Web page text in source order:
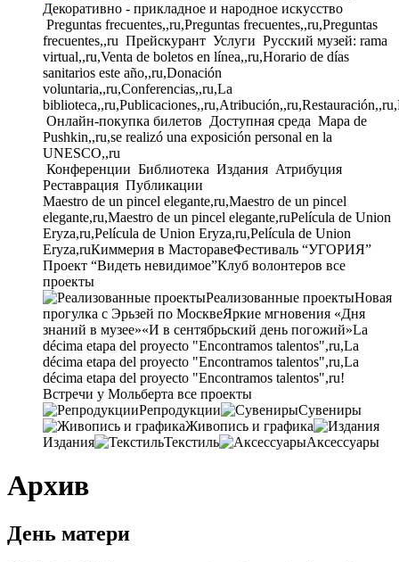
Декоративно - прикладное и народное искусство
Preguntas frecuentes,,ru,Preguntas frecuentes,,ru,Preguntas
frecuentes,,ru Прейскурант Услуги Русский музей: rama
virtual,,ru,Venta de boletos en línea,,ru,Horario de días
sanitarios este año,,ru,Donación
voluntaria,,ru,Conferencias,,ru,La
Онлайн-покупка билетов Доступная среда Mapa de
Pushkin,,ru,se realizó una exposición personal en la
UNESCO,,ru
Конференции Библиотека Издания Атрибуция
Реставрация Публикации
Maestro de un pincel elegante,ru,Maestro de un pincel
elegante,ru,Maestro de un pincel elegante,ruPelícula de Union
Eryza,ru,Película de Union Eryza,ru,Película de Union
Eryza,ruКиммерия в МасторавеФестиваль “УГОРИЯ”
Проект “Видеть невидимое”Клуб волонтеров все
проекты
Реализованные проектыНовая
прогулка с Эрьзей по МосквеЯркие мгновения «Дня
знаний в музее»«И в сентябрьский день погожий»La
décima etapa del proyecto "Encontramos talentos",ru,La
décima etapa del proyecto "Encontramos talentos",ru,La
décima etapa del proyecto "Encontramos talentos",ru!
Встречи у Мольберта все проекты
Репродукции
Сувениры
Живопись и графика
Издания
Текстиль Аксессуары
Архив
День матери